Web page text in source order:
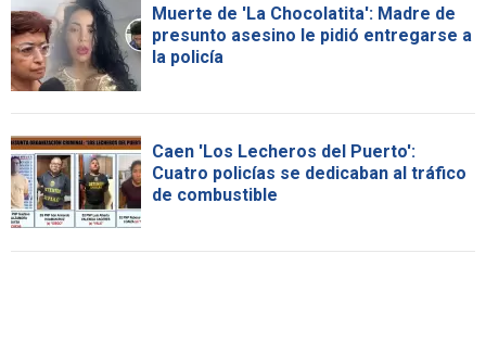
Muerte de 'La Chocolatita': Madre de
presunto asesino le pidió entregarse a
la policía
Caen 'Los Lecheros del Puerto':
Cuatro policías se dedicaban al tráfico
de combustible